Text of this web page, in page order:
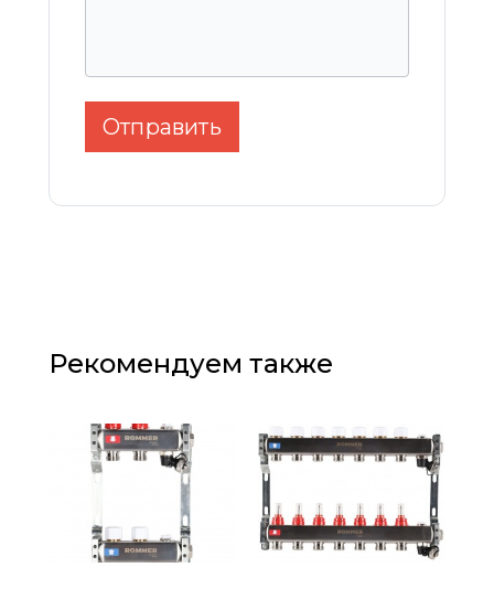
Отправить
Рекомендуем также